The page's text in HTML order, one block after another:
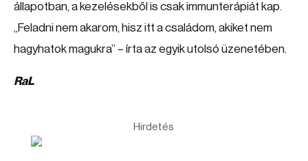
állapotban, a kezelésekből is csak immunterápiát kap.
„Feladni nem akarom, hisz itt a családom, akiket nem
hagyhatok magukra” – írta az egyik utolsó üzenetében.
RaL
Hirdetés